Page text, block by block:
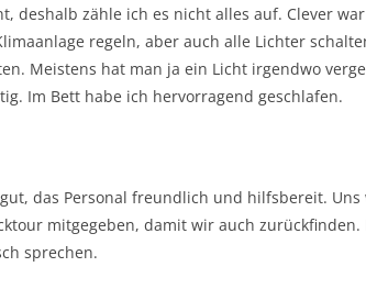
deshalb zähle ich es nicht alles auf. Clever
regeln, aber auch alle Lichter
Meistens hat man ja ein Licht irgendwo
Im Bett habe ich hervorragend geschlafen.
das Personal freundlich und hilfsbereit.
mitgegeben, damit wir auch
sprechen.